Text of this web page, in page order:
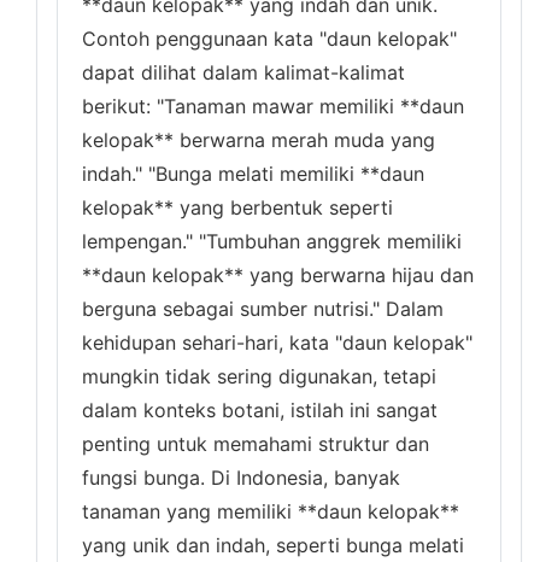
**daun kelopak** yang indah dan unik.
Contoh penggunaan kata "daun kelopak"
dapat dilihat dalam kalimat-kalimat
berikut: "Tanaman mawar memiliki **daun
kelopak** berwarna merah muda yang
indah." "Bunga melati memiliki **daun
kelopak** yang berbentuk seperti
lempengan." "Tumbuhan anggrek memiliki
**daun kelopak** yang berwarna hijau dan
berguna sebagai sumber nutrisi." Dalam
kehidupan sehari-hari, kata "daun kelopak"
mungkin tidak sering digunakan, tetapi
dalam konteks botani, istilah ini sangat
penting untuk memahami struktur dan
fungsi bunga. Di Indonesia, banyak
tanaman yang memiliki **daun kelopak**
yang unik dan indah, seperti bunga melati